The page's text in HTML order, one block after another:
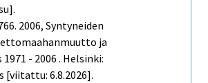
2006, Syntyneiden
ja
- 2006 . Helsinki:
[viitattu: 6.8.2026].